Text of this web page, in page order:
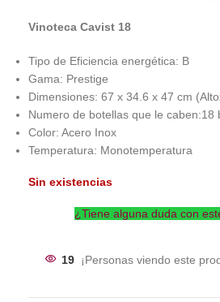
Vinoteca Cavist 18
Tipo de Eficiencia energética: B
Gama: Prestige
Dimensiones: 67 x 34.6 x 47 cm
Numero de botellas que le caben:18
Color: Acero Inox
Temperatura: Monotemperatura
Sin existencias
¿Tiene alguna duda con
19 ¡Personas viendo este